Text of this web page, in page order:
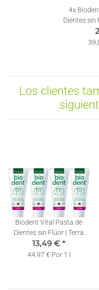
4x
Dientes sin
Pasta
Los clientes
Biodent Vital Pasta de
Dientes sin Flúor | Terra
Natura Pasta Dentífrica | 4
x 75ml
13,49 € *
44,97 € Por 1 l